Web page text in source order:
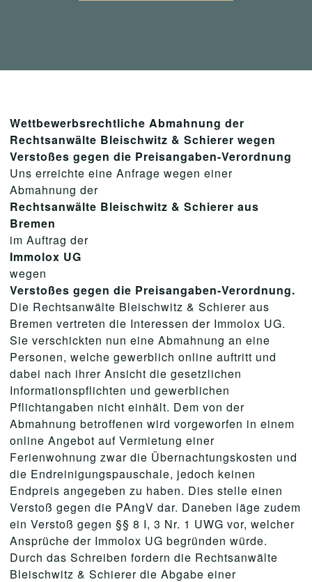
Wettbewerbsrechtliche Abmahnung der
Rechtsanwälte Bleischwitz & Schierer wegen
Verstoßes gegen die Preisangaben-Verordnung
Uns erreichte eine Anfrage wegen einer
Abmahnung der
Rechtsanwälte Bleischwitz & Schierer aus
Bremen
im Auftrag der
Immolox UG
wegen
Verstoßes gegen die Preisangaben-Verordnung.
Die Rechtsanwälte Bleischwitz & Schierer aus
Bremen vertreten die Interessen der Immolox UG.
Sie verschickten nun eine Abmahnung an eine
Personen, welche gewerblich online auftritt und
dabei nach ihrer Ansicht die gesetzlichen
Informationspflichten und gewerblichen
Pflichtangaben nicht einhält. Dem von der
Abmahnung betroffenen wird vorgeworfen in einem
online Angebot auf Vermietung einer
Ferienwohnung zwar die Übernachtungskosten und
die Endreinigungspauschale, jedoch keinen
Endpreis angegeben zu haben. Dies stelle einen
Verstoß gegen die PAngV dar. Daneben läge zudem
ein Verstoß gegen §§ 8 I, 3 Nr. 1 UWG vor, welcher
Ansprüche der Immolox UG begründen würde.
Durch das Schreiben fordern die Rechtsanwälte
Bleischwitz & Schierer die Abgabe einer